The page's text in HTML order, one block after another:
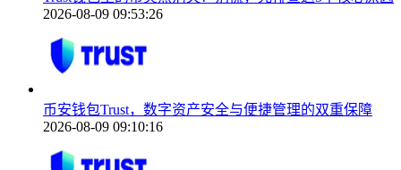
2026-08-09 09:53:26
币安钱包Trust，数字资产安全与便捷管理的双重保障
2026-08-09 09:10:16